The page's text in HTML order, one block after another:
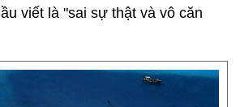
viết là "sai sự thật và vô căn